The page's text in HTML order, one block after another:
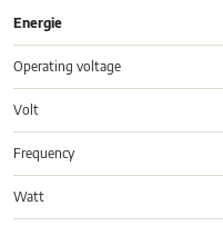
Energie
Operating voltage
Volt
Frequency
Watt